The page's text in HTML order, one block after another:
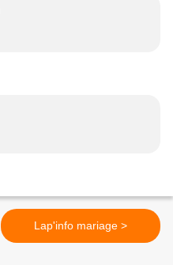
Lap'info mariage >